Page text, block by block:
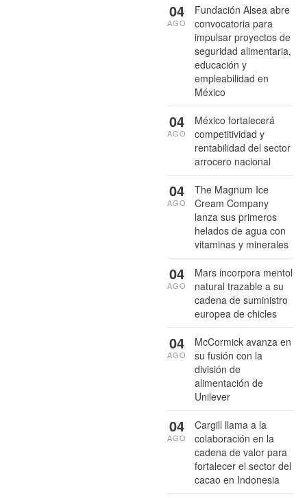
Fundación Alsea abre
convocatoria para
impulsar proyectos de
seguridad alimentaria,
educación y
empleabilidad en
México
04
AGO
México fortalecerá
competitividad y
rentabilidad del sector
arrocero nacional
04
AGO
The Magnum Ice
Cream Company
lanza sus primeros
helados de agua con
vitaminas y minerales
04
AGO
Mars incorpora mentol
natural trazable a su
cadena de suministro
europea de chicles
04
AGO
McCormick avanza en
su fusión con la
división de
alimentación de
Unilever
04
AGO
Cargill llama a la
colaboración en la
cadena de valor para
fortalecer el sector del
cacao en Indonesia
04
AGO